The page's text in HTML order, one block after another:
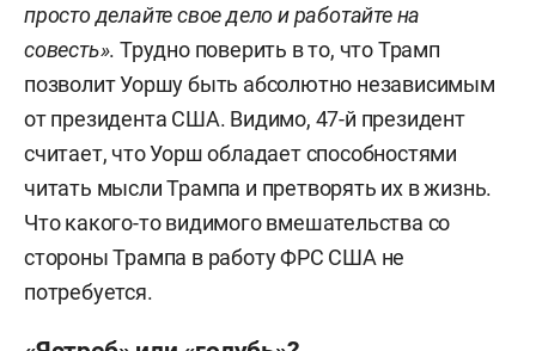
просто делайте свое дело и работайте на
совесть». Трудно поверить в то, что Трамп
позволит Уоршу быть абсолютно независимым
от президента США. Видимо, 47-й президент
считает, что Уорш обладает способностями
читать мысли Трампа и претворять их в жизнь.
Что какого-то видимого вмешательства со
стороны Трампа в работу ФРС США не
потребуется.